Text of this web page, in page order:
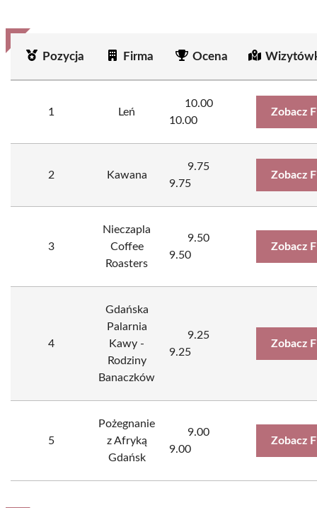
Pozycja Firma Ocena
1 Leń
10.00
10.00
Zobacz
2 Kawana
9.75
9.75
Zobacz
3
Nieczapla
Coffee
Roasters
9.50
9.50
Zobacz
4
Gdańska
Palarnia
Kawy -
Rodziny
Banaczków
9.25
9.25
Zobacz
5
Pożegnanie
z Afryką
Gdańsk
9.00
9.00
Zobacz